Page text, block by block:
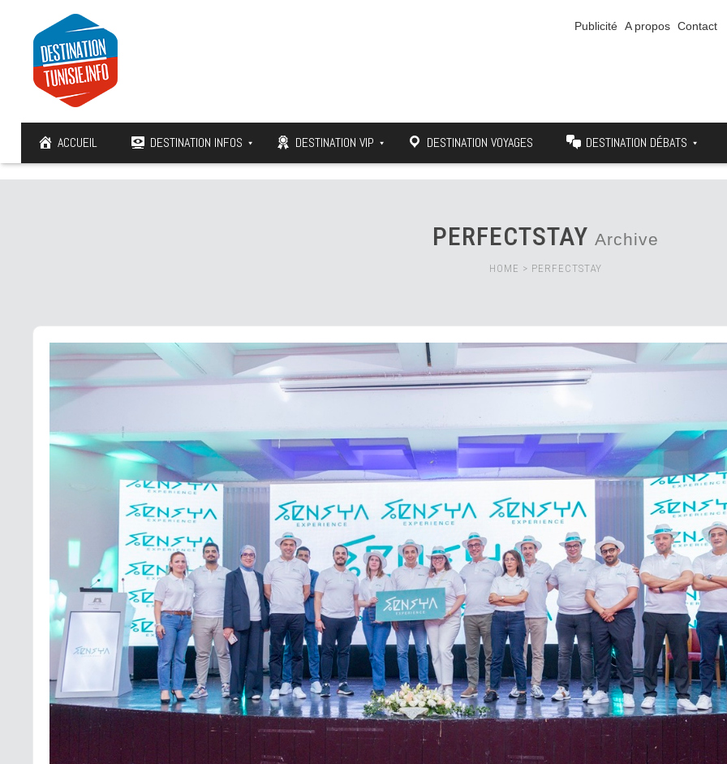
Publicité A propos Contact
ACCUEIL DESTINATION INFOS DESTINATION VIP DESTINATION VOYAGES DESTINATION DÉBATS
PERFECTSTAY Archive
HOME > PERFECTSTAY